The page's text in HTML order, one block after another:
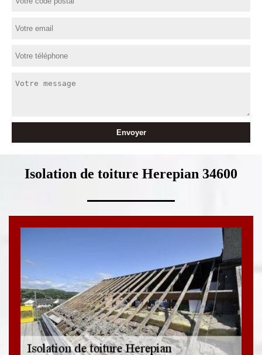
Isolation de toiture Herepian 34600